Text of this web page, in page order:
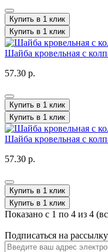
Купить в 1 клик
Купить в 1 клик
Шайба кровельная с
57.30 р.
Купить в 1 клик
Купить в 1 клик
Шайба кровельная с
57.30 р.
Купить в 1 клик
Купить в 1 клик
Показано с 1 по 4 из 4
Подписаться на рассылку